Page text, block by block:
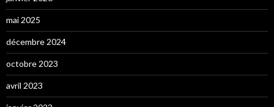
mai 2025
décembre 2024
octobre 2023
avril 2023